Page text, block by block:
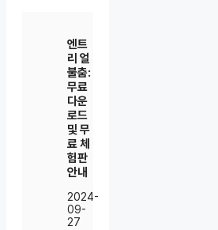
엔트
리 얼
불춤:
무료
다운
로드
및 무
료 체
험판
안내
2024-
09-
27